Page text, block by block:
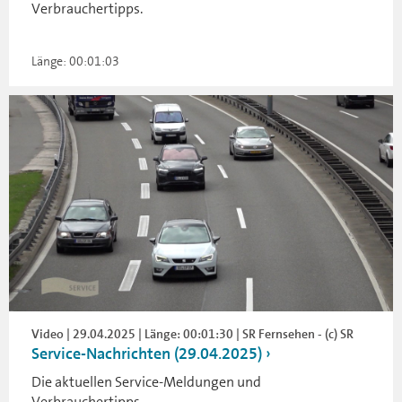
Verbrauchertipps.
Länge: 00:01:03
Video | 29.04.2025 | Länge: 00:01:30 | SR Fernsehen - (c) SR
Service-Nachrichten (29.04.2025)
Die aktuellen Service-Meldungen und